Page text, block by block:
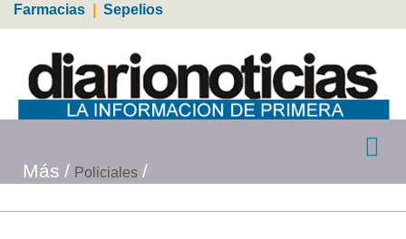
Farmacias Sepelios
Más Policiales